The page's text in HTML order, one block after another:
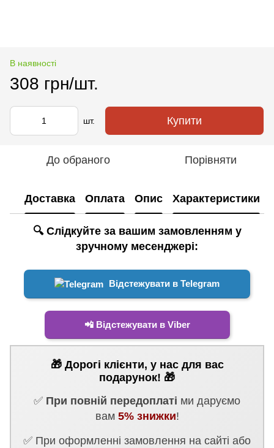
В наявності
308 грн/шт.
шт. Купити
До обраного Порівняти
Доставка Оплата Опис Характеристики
🔍 Слідкуйте за вашим замовленням у
зручному месенджері:
Відстежувати в Telegram
📲 Відстежувати в Viber
🎁 Дорогі клієнти, у нас для вас
подарунок! 🎁
✅ При повній передоплаті ми даруємо
вам 5% знижки!
✅ При оформленні замовлення на сайті або